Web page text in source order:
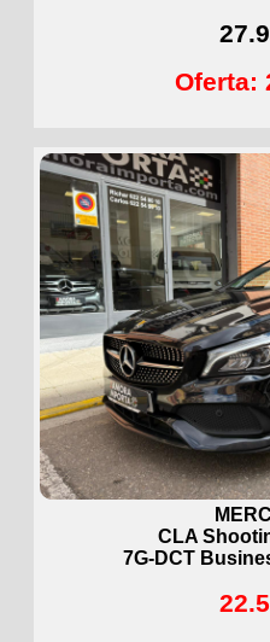
Oferta:
CLA
7G-DCT